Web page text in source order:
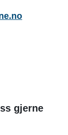
gjerne